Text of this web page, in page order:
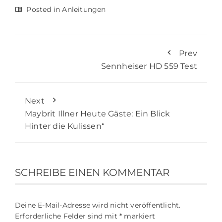
Posted inAnleitungen
Prev
Sennheiser HD 559 Test
Next
Maybrit Illner Heute Gäste: Ein Blick
Hinter die Kulissen“
SCHREIBE EINEN KOMMENTAR
Deine E-Mail-Adresse wird nicht veröffentlicht.
Erforderliche Felder sind mit * markiert